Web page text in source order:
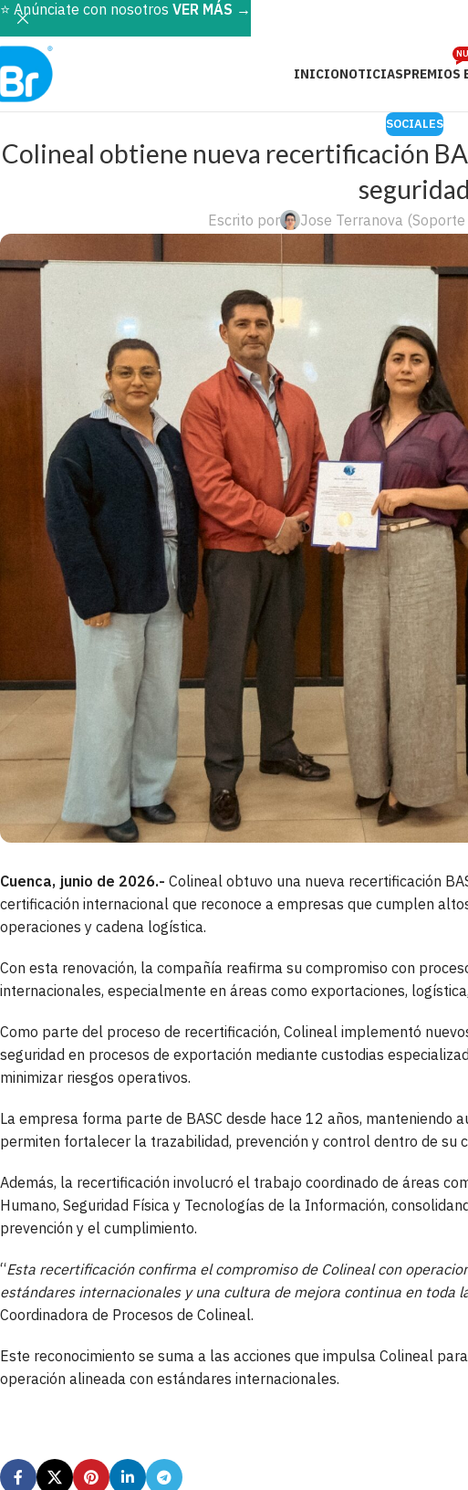
INICIONOTICIASPREMIOS
SOCIALES
Colineal obtiene nueva recertificación
seguridad
Escrito por Jose Terranova (Soporte
Cuenca, junio de 2026.- Colineal obtuvo una nueva recertificación
certificación internacional que reconoce a empresas que cumplen
operaciones y cadena logística.
Con esta renovación, la compañía reafirma su compromiso con
internacionales, especialmente en áreas como exportaciones,
Como parte del proceso de recertificación, Colineal implementó
seguridad en procesos de exportación mediante custodias
minimizar riesgos operativos.
La empresa forma parte de BASC desde hace 12 años, manteniendo
permiten fortalecer la trazabilidad, prevención y control dentro de su
Además, la recertificación involucró el trabajo coordinado de áreas
Humano, Seguridad Física y Tecnologías de la Información,
prevención y el cumplimiento.
“Esta recertificación confirma el compromiso de Colineal con
estándares internacionales y una cultura de mejora continua en toda
Coordinadora de Procesos de Colineal.
Este reconocimiento se suma a las acciones que impulsa Colineal
operación alineada con estándares internacionales.
⭐️ Anúnciate con nosotros VER MÁS →